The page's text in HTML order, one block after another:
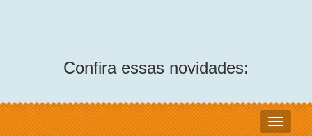
Confira essas novidades: